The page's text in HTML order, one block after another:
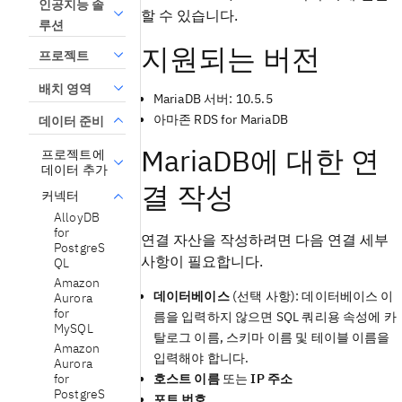
인공지능 솔
루션
프로젝트
배치 영역
데이터 준비
프로젝트에
데이터 추가
커넥터
AlloyDB
for
PostgreS
QL
Amazon
Aurora
for
MySQL
Amazon
Aurora
for
PostgreS
할 수 있습니다.
지원되는 버전
MariaDB 서버: 10.5.5
아마존 RDS for MariaDB
MariaDB에 대한 연
결 작성
연결 자산을 작성하려면 다음 연결 세부
사항이 필요합니다.
데이터베이스(선택 사항): 데이터베이스 이
름을 입력하지 않으면 SQL 쿼리용 속성에 카
탈로그 이름, 스키마 이름 및 테이블 이름을
입력해야 합니다.
호스트 이름또는IP 주소